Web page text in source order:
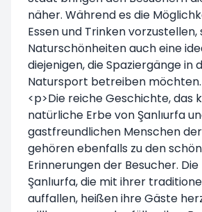
näher. Während es die
Essen und Trinken vorzustellen,
Naturschönheiten auch eine
diejenigen, die Spaziergänge in
Natursport betreiben
<p>Die reiche Geschichte, das
natürliche Erbe von Şanlıurfa
gastfreundlichen Menschen
gehören ebenfalls zu den
Erinnerungen der Besucher.
Şanlıurfa, die mit ihrer
auffallen, heißen ihre Gäste